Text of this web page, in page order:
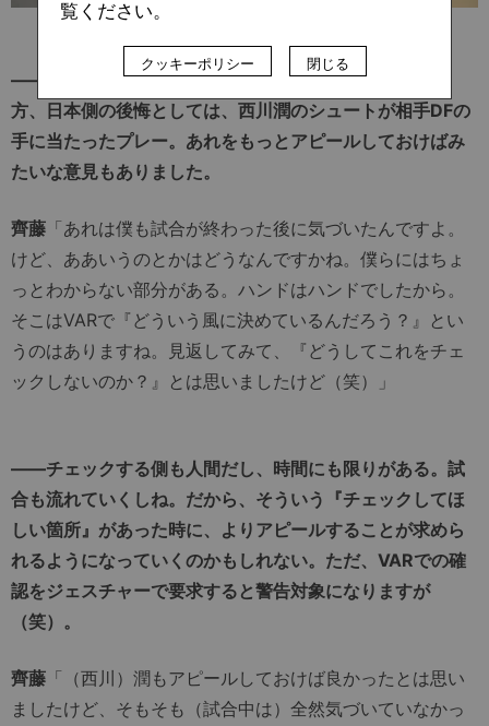
――現地で観ていた自分も動揺がありました（笑）。一
方、日本側の後悔としては、西川潤のシュートが相手DFの
手に当たったプレー。あれをもっとアピールしておけばみ
たいな意見もありました。
齊藤 「あれは僕も試合が終わった後に気づいたんですよ。
けど、ああいうのとかはどうなんですかね。僕らにはちょ
っとわからない部分がある。ハンドはハンドでしたから。
そこはVARで『どういう風に決めているんだろう？』とい
うのはありますね。見返してみて、『どうしてこれをチェ
ックしないのか？』とは思いましたけど（笑）」
――チェックする側も人間だし、時間にも限りがある。試
合も流れていくしね。だから、そういう『チェックしてほ
しい箇所』があった時に、よりアピールすることが求めら
れるようになっていくのかもしれない。ただ、VARでの確
認をジェスチャーで要求すると警告対象になりますが
（笑）。
齊藤 「（西川）潤もアピールしておけば良かったとは思い
ましたけど、そもそも（試合中は）全然気づいていなかっ
覧ください。
クッキーポリシー 閉じる